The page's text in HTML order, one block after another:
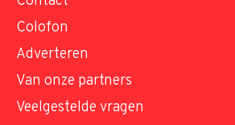
Colofon
Adverteren
Van onze partners
Veelgestelde vragen